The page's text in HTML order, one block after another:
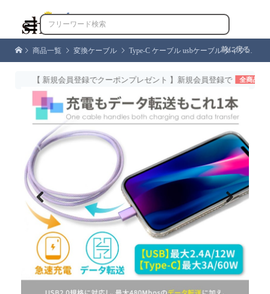

商品一覧 変換ケーブル Type-C ケーブル usbケーブル タイプc 充電ケーブル 1m 2m ノートPC iPhone iPad Android Pixel Xperia Galaxy AQUOS Switch 充電ケーブル 充電コード 急速充電 3A急速充電 60W 柔らかい データ転送 500MHz 480Mbps USB to typeC typeC to typeC おしゃれ シズカウィル
前に戻る
【 新規会員登録でクーポンプレゼント 】新規会員登録で 全商品対象
Previous